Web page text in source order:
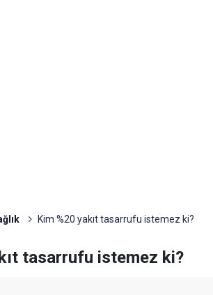
Kim %20 yakıt tasarrufu istemez ki?
tasarrufu istemez ki?